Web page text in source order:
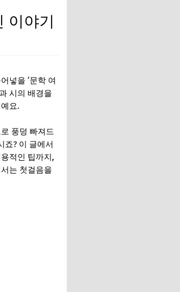
이야기
넣을 ‘문학 여
시의 배경을
요.
풍덩 빠져드
죠? 이 글에서
적인 팁까지,
는 첫걸음을